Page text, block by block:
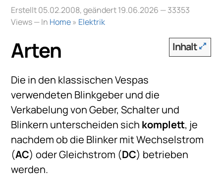
Erstellt 05.02.2008, geändert 19.06.2026 — 33353
Views — In Home» Elektrik
Inhalt
Arten
Die in den klassischen Vespas
verwendeten Blinkgeber und die
Verkabelung von Geber, Schalter und
Blinkern unterscheiden sich komplett, je
nachdem ob die Blinker mit Wechselstrom
(AC) oder Gleichstrom (DC) betrieben
werden.